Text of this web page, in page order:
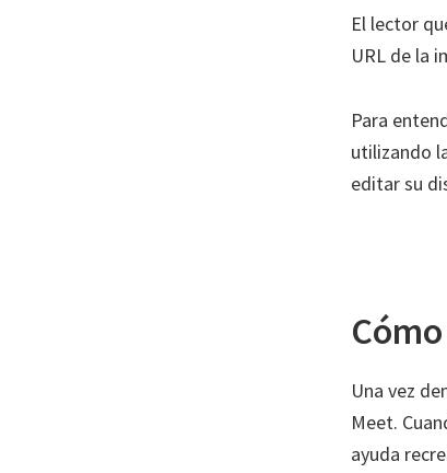
El lector
URL de la
Para
utilizando
editar su
Una vez
Meet.
ayuda